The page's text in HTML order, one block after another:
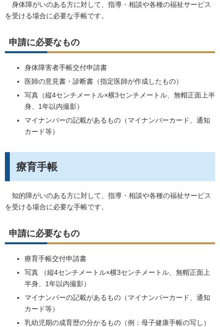
身体障がいのある方に対して、指導・相談や各種の福祉サービス
を受ける場合に必要な手帳です。
申請に必要なもの
身体障害者手帳交付申請書
医師の意見書・診断書（指定医師が作成したもの）
写真（縦4センチメートル×横3センチメートル、無帽正面上半
身、1年以内撮影）
マイナンバーの記載があるもの（マイナンバーカード、通知
カード等）
療育手帳
知的障がいのある方に対して、指導・相談や各種の福祉サービス
を受ける場合に必要な手帳です。
申請に必要なもの
療育手帳交付申請書
写真 （縦4センチメートル×横3センチメートル、無帽正面上
半身、1年以内撮影）
マイナンバーの記載があるもの（マイナンバーカード、通知
カード等）
乳幼児期の成育歴の分かるもの（例：母子健康手帳の写し）